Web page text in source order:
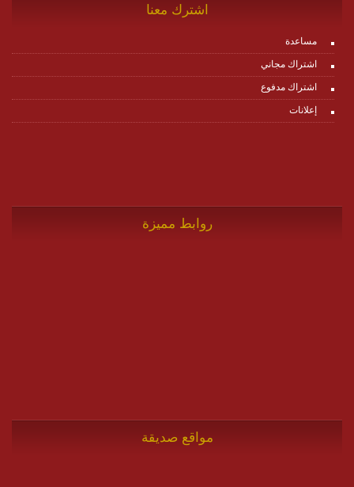
اشترك معنا
مساعدة
اشتراك مجاني
اشتراك مدفوع
إعلانات
روابط مميزة
مواقع صديقة